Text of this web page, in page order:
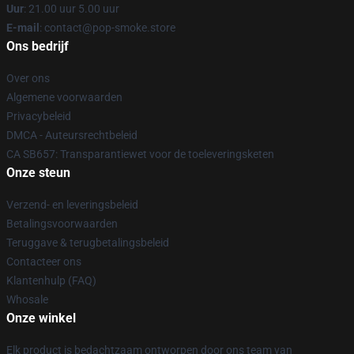
Uur: 21.00 uur 5.00 uur
E-mail : contact@pop-smoke.store
Ons bedrijf
Over ons
Algemene voorwaarden
Privacybeleid
DMCA - Auteursrechtbeleid
CA SB657: Transparantiewet voor de toeleveringsketen
Onze steun
Verzend- en leveringsbeleid
Betalingsvoorwaarden
Teruggave & terugbetalingsbeleid
Contacteer ons
Klantenhulp (FAQ)
Whosale
Onze winkel
Elk product is bedachtzaam ontworpen door ons team van